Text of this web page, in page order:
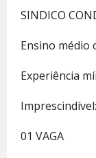
SINDICO
Ensino médio
Experiência
01 VAGA